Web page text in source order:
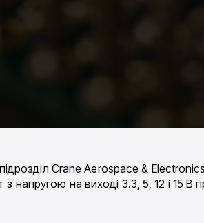
Crane Aerospace &
напругою на виході 3.3, 5, 12 і 15